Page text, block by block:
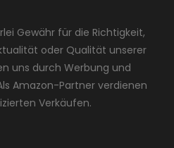
Gewähr für die Richtigkeit,
oder Qualität unserer
uns durch Werbung und
Amazon-Partner verdienen
Verkäufen.